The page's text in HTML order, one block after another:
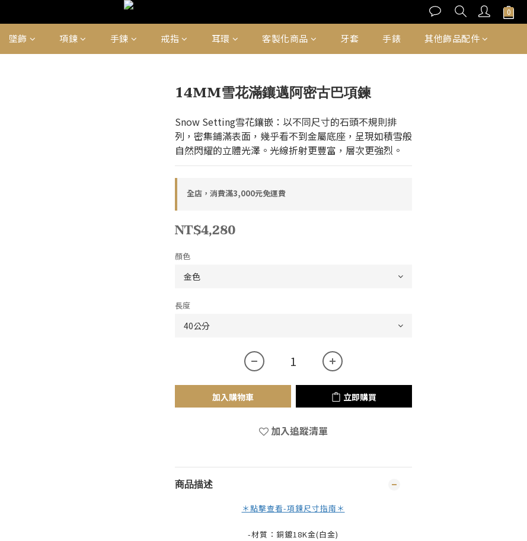
墜飾 項鍊 手鍊 戒指 耳環 客製化商品 牙套 手錶 其他飾品配件
14MM雪花滿鑲邁阿密古巴項鍊
Snow Setting雪花鑲嵌：以不同尺寸的石頭不規則排
列，密集鋪滿表面，幾乎看不到金屬底座，呈現如積雪般
自然閃耀的立體光澤。光線折射更豐富，層次更強烈。
全店，消費滿3,000元免運費
NT$4,280
顏色
長度
加入購物車 立即購買
加入追蹤清單
商品描述
＊點擊查看-項鍊尺寸指南＊
-材質：銅鍍18K金(白金)
立即購買